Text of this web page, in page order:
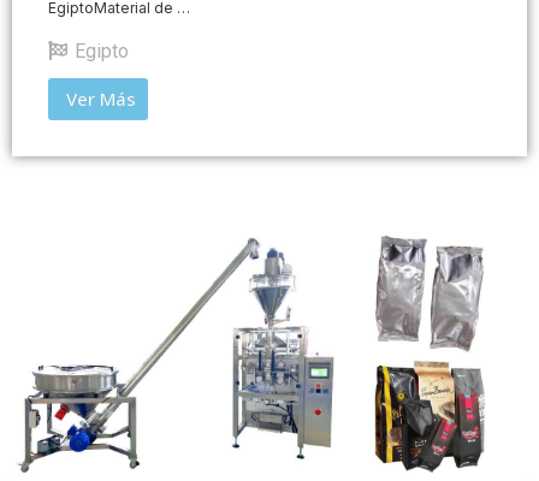
EgiptoMaterial de …
Egipto
Ver Más